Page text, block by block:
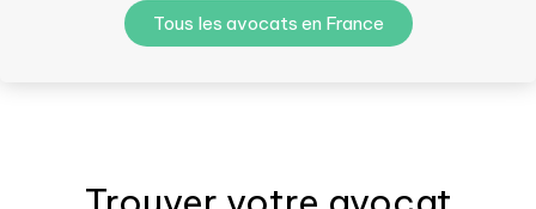
Tous les avocats en France